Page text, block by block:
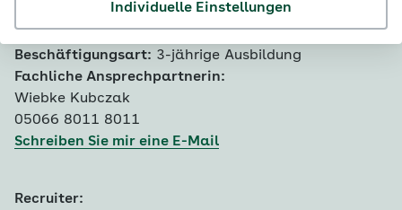
Individuelle Einstellungen
Ausbildungsbeginn: 31.07.2027
Fachgebiet: Ausbildung
Beschäftigungsart: 3-jährige Ausbildung
Fachliche Ansprechpartnerin:
Wiebke Kubczak
05066 8011 8011
Schreiben Sie mir eine E-Mail
Recruiter: